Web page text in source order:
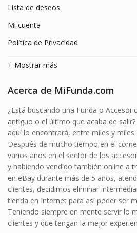
Lista de deseos
Mi cuenta
Política de Privacidad
+ Mostrar más
Acerca de MiFunda.com
¿Está buscando una Funda o
antiguo o el último que acaba de
aquí lo encontrará, entre miles y
Después de mucho tiempo en el
varios años en el sector de los
y habiendo vendido también online a
en eBay durante más de 5 años,
clientes, decidimos eliminar
tienda en Internet para así poder ser
Teniendo siempre en mente servir lo
clientes y que tengan la mejor